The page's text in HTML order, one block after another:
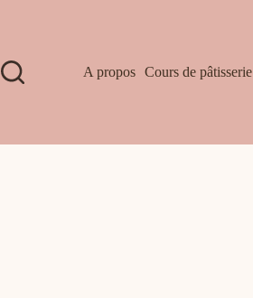
A propos Cours de pâtisserie